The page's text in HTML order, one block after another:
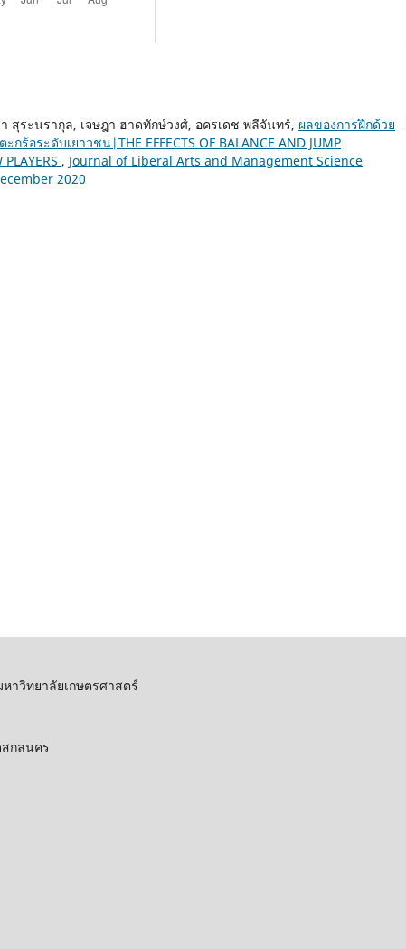
ระนรากุล, เจษฎา ฮาดทักษ์วงศ์, อครเดช พลีจันทร์, ผลของการฝึกด้วย
อระดับเยาวชน|THE EFFECTS OF BALANCE AND JUMP
, Journal of Liberal Arts and Management Science
2020
าวิทยาลัยเกษตรศาสตร์
สกลนคร